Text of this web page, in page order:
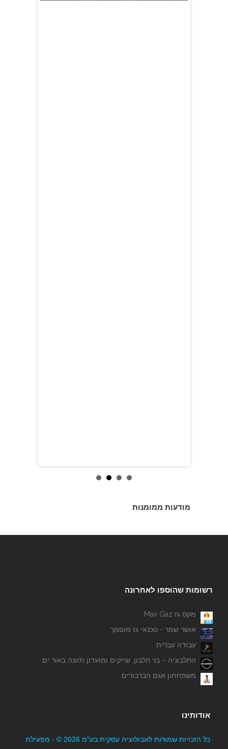
מודעות ממומנות
רשומות שהוספו לאחרונה
מקס גז Max Gaz
אושר שמר - טכנאי גז מוסמך
עבודה עברית
החלבוניה – בר חלבון, שייקים ומועדון תזונה באור ים
משפחתון אגם הברבורים
אודותינו
כל הזכויות שמורות לאבולוציה עסקית בע"מ 2026 © - מפעילת